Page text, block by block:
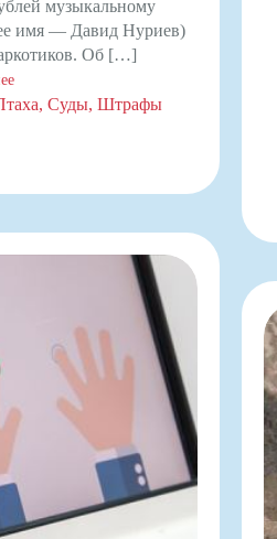
музыкальному
имя — Давид Нуриев)
Об […]
Суды Штрафы